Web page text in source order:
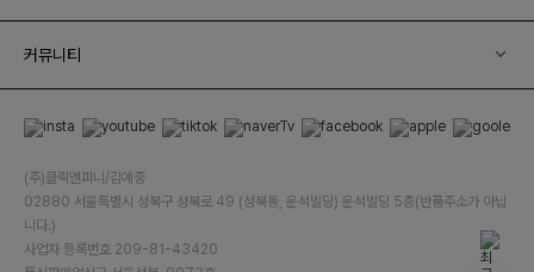
커뮤니티
(주)클릭앤퍼니/김예중
02880 서울특별시 성북구 성북로 49 (성북동, 운석빌딩) 운석빌딩 5층(반품주소가 아닙
니다.)
사업자 등록번호 209-81-43420